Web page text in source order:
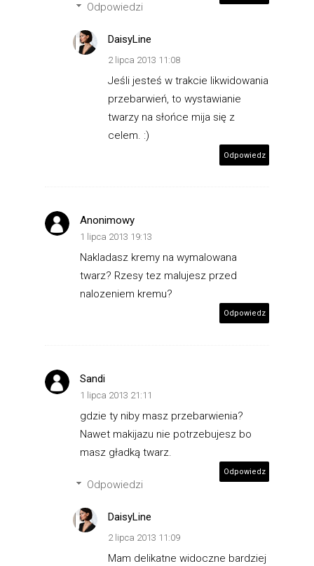
Odpowiedzi
DaisyLine
2 lipca 2013 11:08
Jeśli jesteś w trakcie likwidowania
przebarwień, to wystawianie
twarzy na słońce mija się z
celem. :)
Odpowiedz
Anonimowy
1 lipca 2013 19:13
Nakladasz kremy na wymalowana
twarz? Rzesy tez malujesz przed
nalozeniem kremu?
Odpowiedz
Sandi
1 lipca 2013 21:11
gdzie ty niby masz przebarwienia?
Nawet makijazu nie potrzebujesz bo
masz gładką twarz.
Odpowiedz
Odpowiedzi
DaisyLine
2 lipca 2013 11:09
Mam delikatne widoczne bardziej